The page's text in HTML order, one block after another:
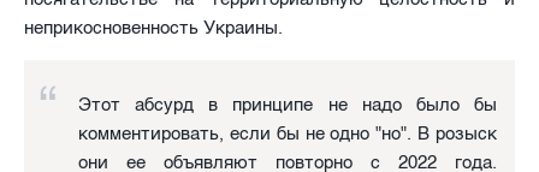
неприкосновенность Украины.
Этот абсурд в принципе не надо было бы
комментировать, если бы не одно "но". В розыск
они ее объявляют повторно с 2022 года.